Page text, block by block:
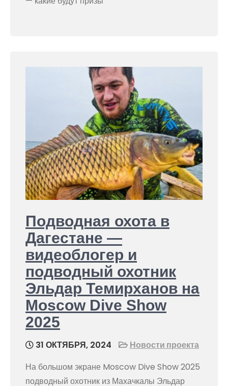
Подводная охота в
Дагестане —
видеоблогер и
подводный охотник
Эльдар Темирханов на
Moscow Dive Show
2025
31 ОКТЯБРЯ, 2024
Новости проекта
На большом экране Moscow Dive Show 2025
подводный охотник из Махачкалы Эльдар